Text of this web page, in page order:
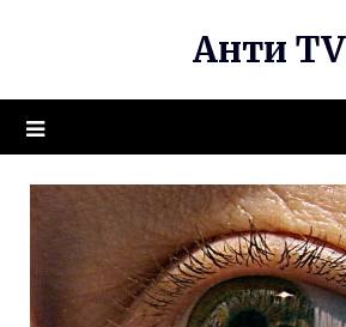
Анти TV